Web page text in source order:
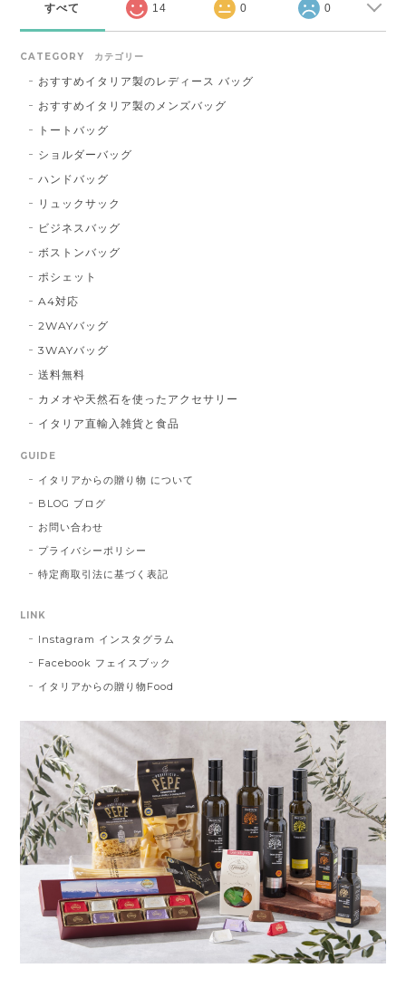
すべて 14 0 0
CATEGORY カテゴリー
おすすめイタリア製のレディース バッグ
おすすめイタリア製のメンズバッグ
トートバッグ
ショルダーバッグ
ハンドバッグ
リュックサック
ビジネスバッグ
ボストンバッグ
ポシェット
A4対応
2WAYバッグ
3WAYバッグ
送料無料
カメオや天然石を使ったアクセサリー
イタリア直輸入雑貨と食品
GUIDE
イタリアからの贈り物 について
BLOG ブログ
お問い合わせ
プライバシーポリシー
特定商取引法に基づく表記
LINK
Instagram インスタグラム
Facebook フェイスブック
イタリアからの贈り物Food